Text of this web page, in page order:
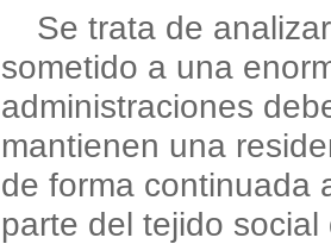
Se trata de
sometido a una
administraciones
mantienen una
de forma continuada
parte del tejido